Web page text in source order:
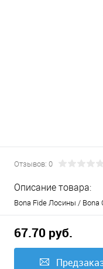
Отзывов: 0
Описание товара:
Bona Fide Лосины / Bona
67.70 руб.